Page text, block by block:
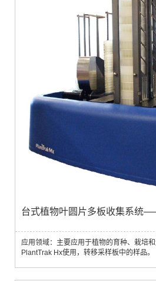
台式植物叶圆片多板收集系统
应用领域：主要应用于植物的育种、栽培
PlantTrak Hx使用，转移采样板中的样品。